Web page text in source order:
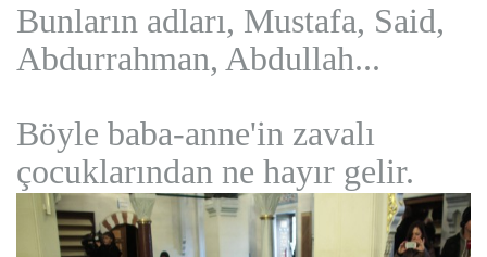
Bunların adları, Mustafa, Said,
Abdurrahman, Abdullah...
Böyle baba-anne'in zavalı
çocuklarından ne hayır gelir.